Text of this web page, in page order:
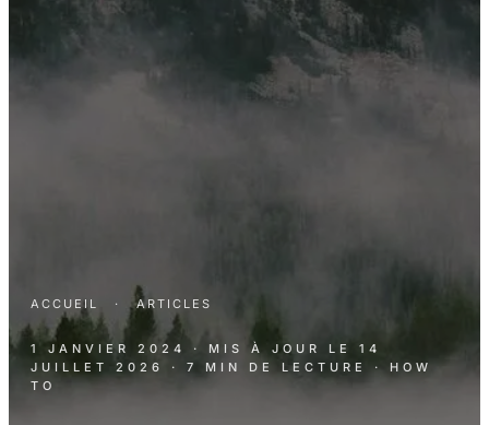
ACCUEIL · ARTICLES
1 JANVIER 2024 · MIS À JOUR LE 14
JUILLET 2026
· 7 MIN DE LECTURE
· HOW
TO